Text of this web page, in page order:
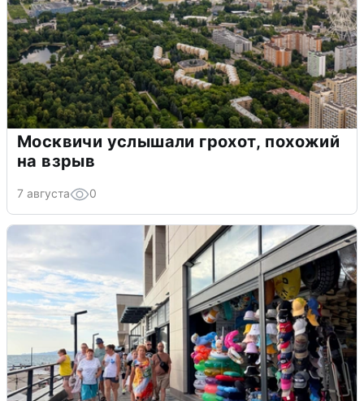
Москвичи услышали грохот, похожий
на взрыв
7 августа 0